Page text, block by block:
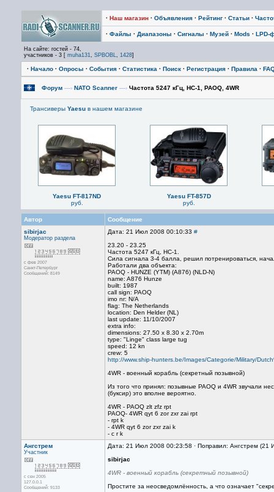
· Наш магазин · Объявления · Рейтинг · Статьи ·
· Файлы · Диапазоны · Сигналы · Музей · Mods · LPD-
На сайте: гостей - 74,
участников - 3 [ muha131, SPBOBL, 1428]
· Начало · Опросы · События · Статистика · Поиск · Регистрация · Правила ·
Форум —› NATO Scanner —› Частота 5247 кГц, НС-1, PAOQ, 4WR
Трансиверы Yaesu в нашем магазине
Yaesu FT-817ND
руб.
Yaesu FT-857D
руб.
Автор
Сообщение
sibirjac
Модератор раздела
с фев 2007
Санкт-Петербург
Сообщений: 8149
Дата: 21 Июл 2008 00:10:33 #
23.20 - 23.25
Частота 5247 кГц, НС-1.
Сила сигнала 3-4 балла, решил потренироваться,
Работали два объекта:
PAOQ - HUNZE (YTM) (A876) (NLD-N)
name: A876 Hunze
built: 1987
call sign: PAOQ
imo nr: N/A
flag: The Netherlands
location: Den Helder (NL)
last update: 11/10/2007
extra info:
dimensions: 27.50 x 8.30 x 2.70m
type: "Linge" class large tug
speed: 12 kn
crew: 5
http://www.ship-hunters.be/Images/Categorie/Military/
4WR - военный корабль (секретный позывной)
Из того что принял: позывные PAOQ и 4WR звучали
(буксир) это вполне вероятно.
4WR - PAOQ zlt zfz rpt
PAOQ- 4WR qyt 6 zor zxr zai rpt
- rpt k
- 4WR qyt 6 zor zxr zai k
- c r k
Ангстрем
Участник
с сен 2005
127.0.0.1
Сообщений: 9133
Дата: 21 Июл 2008 00:23:58 · Поправил: Ангстрем
sibirjac
4WR - военный корабль (секретный позывной)
Простите за неосведомлённость, а что означает